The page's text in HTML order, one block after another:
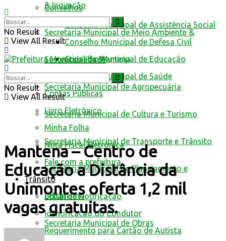
Conselhos
Conselho Municipal de Assistência Social
Conselho Municipal de Defesa Civil
Conselho Municipal de Educação
Conselho Municipal de Saúde
Contas Públicas
Livro Eletrônico
Minha Folha
Nota Fiscal Eletrônica
Fale com a prefeitura
Trânsito
Edital de Notificação
Identificacao do Condutor
Requerimento para Cartão de Autista
& Inovação
Secretaria Municipal de Meio Ambiente &
Sustentabilidade
Secretaria Municipal de Agropecuária
Secretaria Municipal de Cultura e Turismo
Secretaria Municipal de Transporte e Trânsito
Secretaria Municipal de Planejamento e
Urbanismo
Secretaria Municipal de Obras
No Result
View All Result
No Result
View All Result
Mantena – Centro de
Educação a Distância da
Unimontes oferta 1,2 mil
vagas gratuitas.